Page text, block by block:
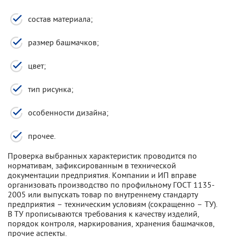
состав материала;
размер башмачков;
цвет;
тип рисунка;
особенности дизайна;
прочее.
Проверка выбранных характеристик проводится по
нормативам, зафиксированным в технической
документации предприятия. Компании и ИП вправе
организовать производство по профильному ГОСТ 1135-
2005 или выпускать товар по внутреннему стандарту
предприятия – техническим условиям (сокращенно – ТУ).
В ТУ прописываются требования к качеству изделий,
порядок контроля, маркирования, хранения башмачков,
прочие аспекты.